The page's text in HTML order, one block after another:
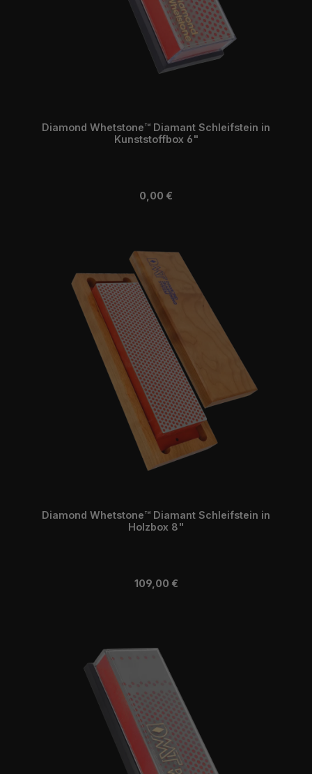
Diamond Whetstone™ Diamant Schleifstein in
Kunststoffbox 6"
Regulärer Preis:
0,00 €
Diamond Whetstone™ Diamant Schleifstein in
Holzbox 8"
Regulärer Preis:
109,00 €